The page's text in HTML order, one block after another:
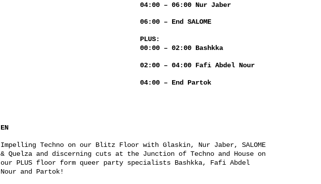
04:00 – 06:00 Nur Jaber
06:00 – End SALOME
PLUS:
00:00 – 02:00 Bashkka
02:00 – 04:00 Fafi Abdel Nour
04:00 – End Partok
EN
Impelling Techno on our Blitz Floor with Glaskin, Nur Jaber, SALOME
& Quelza and discerning cuts at the Junction of Techno and House on
our PLUS floor form queer party specialists Bashkka, Fafi Abdel
Nour and Partok!